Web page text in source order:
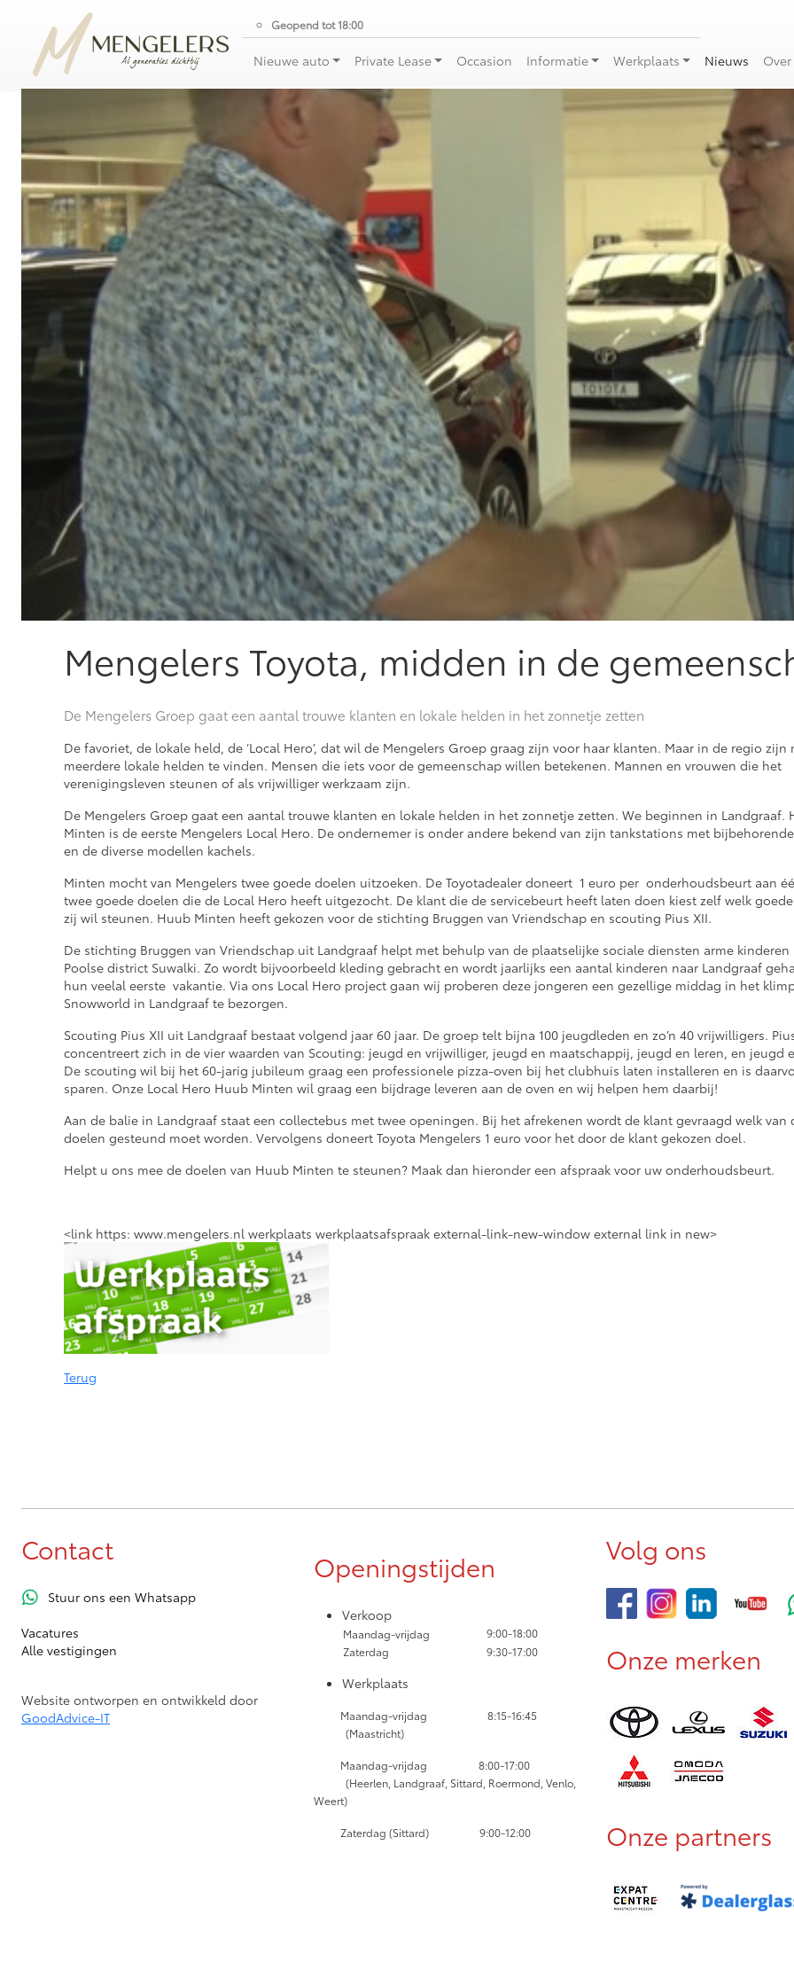
Geopend tot 18:00
Nieuwe auto Private Lease Occasion Informatie Werkplaats Nieuws
Mengelers Toyota, midden in de
De Mengelers Groep gaat een aantal trouwe klanten en lokale helden in het zonnetje zetten
De favoriet, de lokale held, de ‘Local Hero’, dat wil de Mengelers Groep graag zijn voor haar klanten. Maar in de regio
meerdere lokale helden te vinden. Mensen die iets voor de gemeenschap willen betekenen. Mannen en vrouwen die het
verenigingsleven steunen of als vrijwilliger werkzaam zijn.
De Mengelers Groep gaat een aantal trouwe klanten en lokale helden in het zonnetje zetten. We beginnen in Landgraaf.
Minten is de eerste Mengelers Local Hero. De ondernemer is onder andere bekend van zijn tankstations met
en de diverse modellen kachels.
Minten mocht van Mengelers twee goede doelen uitzoeken. De Toyotadealer doneert 1 euro per onderhoudsbeurt aan
twee goede doelen die de Local Hero heeft uitgezocht. De klant die de servicebeurt heeft laten doen kiest zelf welk
zij wil steunen. Huub Minten heeft gekozen voor de stichting Bruggen van Vriendschap en scouting Pius XII.
De stichting Bruggen van Vriendschap uit Landgraaf helpt met behulp van de plaatselijke sociale diensten arme
Poolse district Suwalki. Zo wordt bijvoorbeeld kleding gebracht en wordt jaarlijks een aantal kinderen naar Landgraaf
hun veelal eerste vakantie. Via ons Local Hero project gaan wij proberen deze jongeren een gezellige middag in het
Snowworld in Landgraaf te bezorgen.
Scouting Pius XII uit Landgraaf bestaat volgend jaar 60 jaar. De groep telt bijna 100 jeugdleden en zo’n 40 vrijwilligers.
concentreert zich in de vier waarden van Scouting: jeugd en vrijwilliger, jeugd en maatschappij, jeugd en leren, en jeugd
De scouting wil bij het 60-jarig jubileum graag een professionele pizza-oven bij het clubhuis laten installeren en is
sparen. Onze Local Hero Huub Minten wil graag een bijdrage leveren aan de oven en wij helpen hem daarbij!
Aan de balie in Landgraaf staat een collectebus met twee openingen. Bij het afrekenen wordt de klant gevraagd welk van
doelen gesteund moet worden. Vervolgens doneert Toyota Mengelers 1 euro voor het door de klant gekozen doel.
Helpt u ons mee de doelen van Huub Minten te steunen? Maak dan hieronder een afspraak voor uw onderhoudsbeurt.
<link https: www.mengelers.nl werkplaats werkplaatsafspraak external-link-new-window external link in new>
Terug
Contact
Stuur ons een Whatsapp
Vacatures
Alle vestigingen
Website ontworpen en ontwikkeld door
GoodAdvice-IT
Openingstijden
Verkoop
Maandag-vrijdag
9:00-18:00
Zaterdag
9:30-17:00
Werkplaats
Maandag-vrijdag
8:15-16:45
(Maastricht)
Maandag-vrijdag
8:00-17:00
(Heerlen, Landgraaf, Sittard, Roermond, Venlo,
Weert)
Zaterdag (Sittard) 9:00-12:00
Volg ons
Onze merken
Onze partners